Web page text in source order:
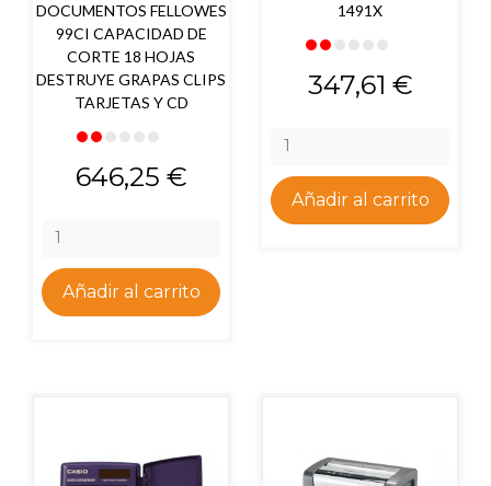
DOCUMENTOS FELLOWES
99CI CAPACIDAD DE
CORTE 18 HOJAS
DESTRUYE GRAPAS CLIPS
TARJETAS Y CD
Precio
646,25 €
Añadir al carrito
1491X
Precio
347,61 €
Añadir al carrito